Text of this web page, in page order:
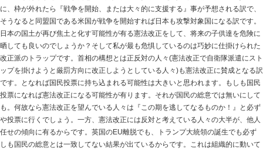
2017.05.05 | Category:院長ブログ
憲法改正には絶対反対です。今回の共謀罪の件を見れば
ると決めたらゴリ押ししても』となる危険が有るからで
た結果の改正なら考慮する余地は有りますけどトップダ
ような首相の個人的な希望や願望が先行しているような
良い訳がありません。また憲法9条が有っても現在のよ
に、枠が外れたら『戦争を開始、または大々的に支援す